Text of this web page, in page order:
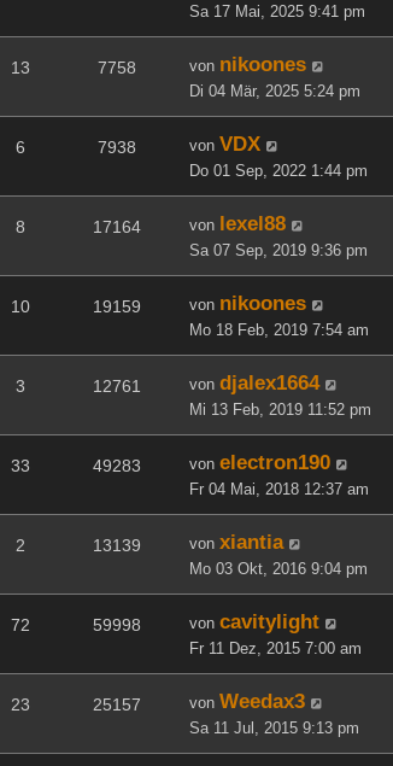
Sa 17 Mai, 2025 9:41 pm
13 7758 von nikoones
Di 04 Mär, 2025 5:24 pm
6 7938 von VDX
Do 01 Sep, 2022 1:44 pm
8 17164 von lexel88
Sa 07 Sep, 2019 9:36 pm
10 19159 von nikoones
Mo 18 Feb, 2019 7:54 am
3 12761 von djalex1664
Mi 13 Feb, 2019 11:52 pm
33 49283 von electron190
Fr 04 Mai, 2018 12:37 am
2 13139 von xiantia
Mo 03 Okt, 2016 9:04 pm
72 59998 von cavitylight
Fr 11 Dez, 2015 7:00 am
23 25157 von Weedax3
Sa 11 Jul, 2015 9:13 pm